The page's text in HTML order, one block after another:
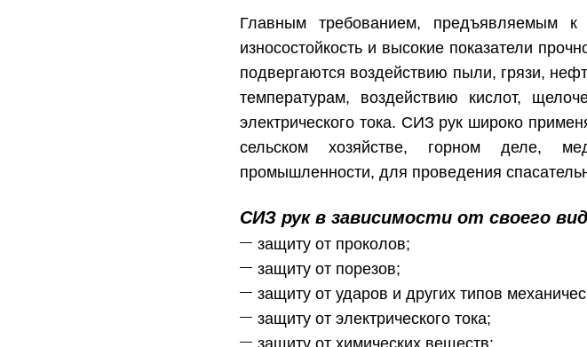
Главным требованием, предъявляемым
износостойкость и высокие показатели
подвергаются воздействию пыли, грязи,
температурам, воздействию кислот,
электрического тока. СИЗ рук широко
сельском хозяйстве, горном деле,
промышленности, для проведения
СИЗ рук в зависимости от своего
защиту от проколов;
защиту от порезов;
защиту от ударов и других типов
защиту от электрического тока;